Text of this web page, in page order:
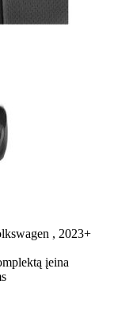
, 2023+
įeina